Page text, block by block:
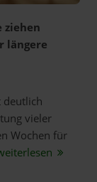
ziehen
längere
deutlich
vieler
Wochen für